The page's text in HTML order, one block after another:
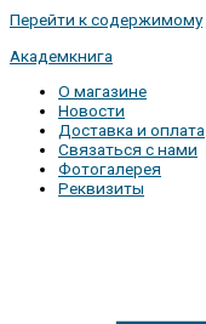
Перейти к содержимому
Академкнига
О магазине
Новости
Доставка и оплата
Связаться с нами
Фотогалерея
Реквизиты